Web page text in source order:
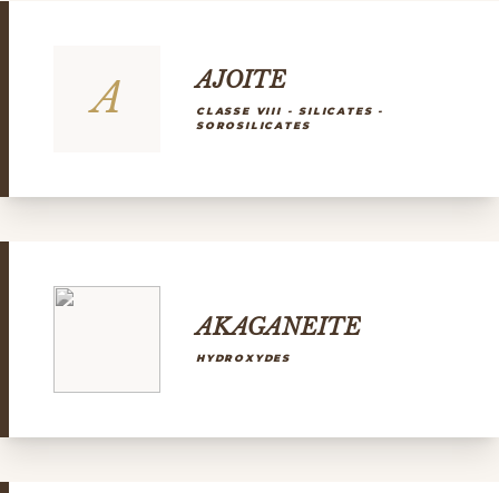
A AJOITE
CLASSE VIII - SILICATES -
SOROSILICATES
AKAGANEITE
HYDROXYDES